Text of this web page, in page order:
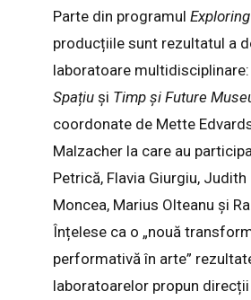
Parte din programul
producțiile sunt rezultatul a
laboratoare multidisciplinare:
Spațiuși Timp și Future
coordonate de Mette
Malzacher la care au
Petrică, Flavia Giurgiu, Judith
Moncea, Marius Olteanu și
Înțelese ca o „nouă
performativă în arte”
laboratoarelor propun